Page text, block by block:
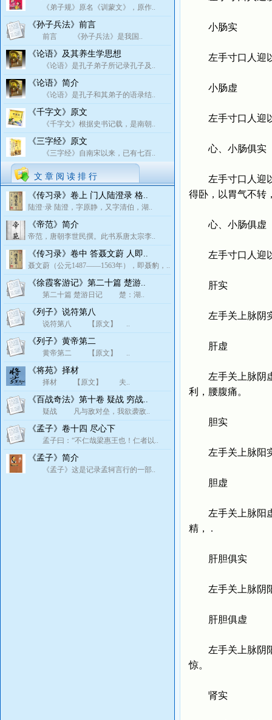
《弟子规》原名《训蒙文》，原作..
《孙子兵法》前言
前言 《孙子兵法》是我国..
《论语》及其养生学思想
《论语》是孔子弟子所记录孔子及..
《论语》简介
《论语》是孔子和其弟子的语录结..
《千字文》原文
《千字文》根据史书记载，是南朝..
《三字经》原文
《三字经》自南宋以来，已有七百..
文 章 阅 读 排 行
《传习录》卷上 门人陆澄录 格..
陆澄·录 陆澄，字原静，又字清伯，湖..
《帝范》简介
帝范，唐朝李世民撰。此书系唐太宗李..
《传习录》卷中 答聂文蔚 人即..
聂文蔚（公元1487——1563年），即聂豹，..
《徐霞客游记》第二十篇 楚游..
第二十篇 楚游日记 楚：湖..
《列子》说符第八
说符第八 【原文】 ..
《列子》黄帝第二
黄帝第二 【原文】 ..
《将苑》择材
择材 【原文】 夫..
《百战奇法》第十卷 疑战 穷战..
疑战 凡与敌对垒，我欲袭敌..
《孟子》卷十四 尽心下
孟子曰：“不仁哉梁惠王也！仁者以..
《孟子》简介
《孟子》这是记录孟轲言行的一部..
小肠实
左手寸口人迎以
小肠虚
左手寸口人迎以
心、小肠俱实
左手寸口人迎以
得卧，以胃气不转
心、小肠俱虚
左手寸口人迎以
肝实
左手关上脉阴实
肝虚
左手关上脉阴虚
利，腰腹痛。
胆实
左手关上脉阳实
胆虚
左手关上脉阳虚
精， .
肝胆俱实
左手关上脉阴阳
肝胆俱虚
左手关上脉阴阳
惊。
肾实